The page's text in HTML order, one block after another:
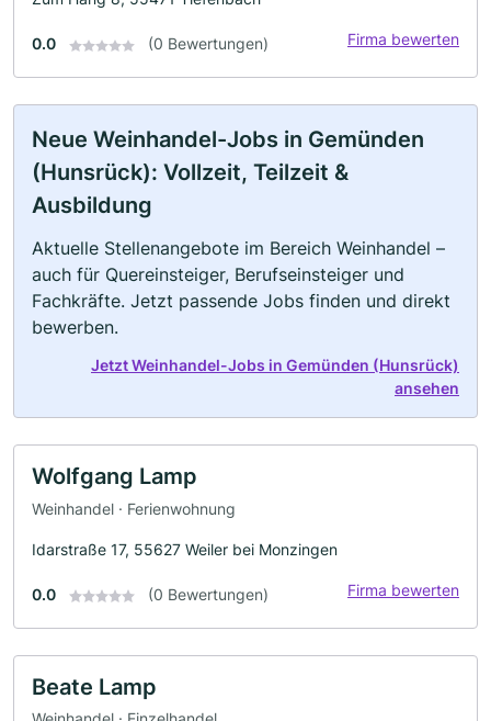
0.0 (0 Bewertungen) Firma bewerten
Neue Weinhandel-Jobs in Gemünden
(Hunsrück): Vollzeit, Teilzeit &
Ausbildung
Aktuelle Stellenangebote im Bereich Weinhandel –
auch für Quereinsteiger, Berufseinsteiger und
Fachkräfte. Jetzt passende Jobs finden und direkt
bewerben.
Jetzt Weinhandel-Jobs in Gemünden (Hunsrück)
ansehen
Wolfgang Lamp
Weinhandel · Ferienwohnung
Idarstraße 17, 55627 Weiler bei Monzingen
0.0 (0 Bewertungen) Firma bewerten
Beate Lamp